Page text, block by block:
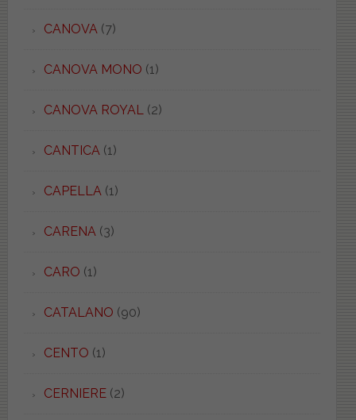
CANOVA(7)
CANOVA MONO (1)
CANOVA ROYAL(2)
CANTICA(1)
CAPELLA(1)
CARENA(3)
CARO (1)
CATALANO (90)
CENTO (1)
CERNIERE(2)